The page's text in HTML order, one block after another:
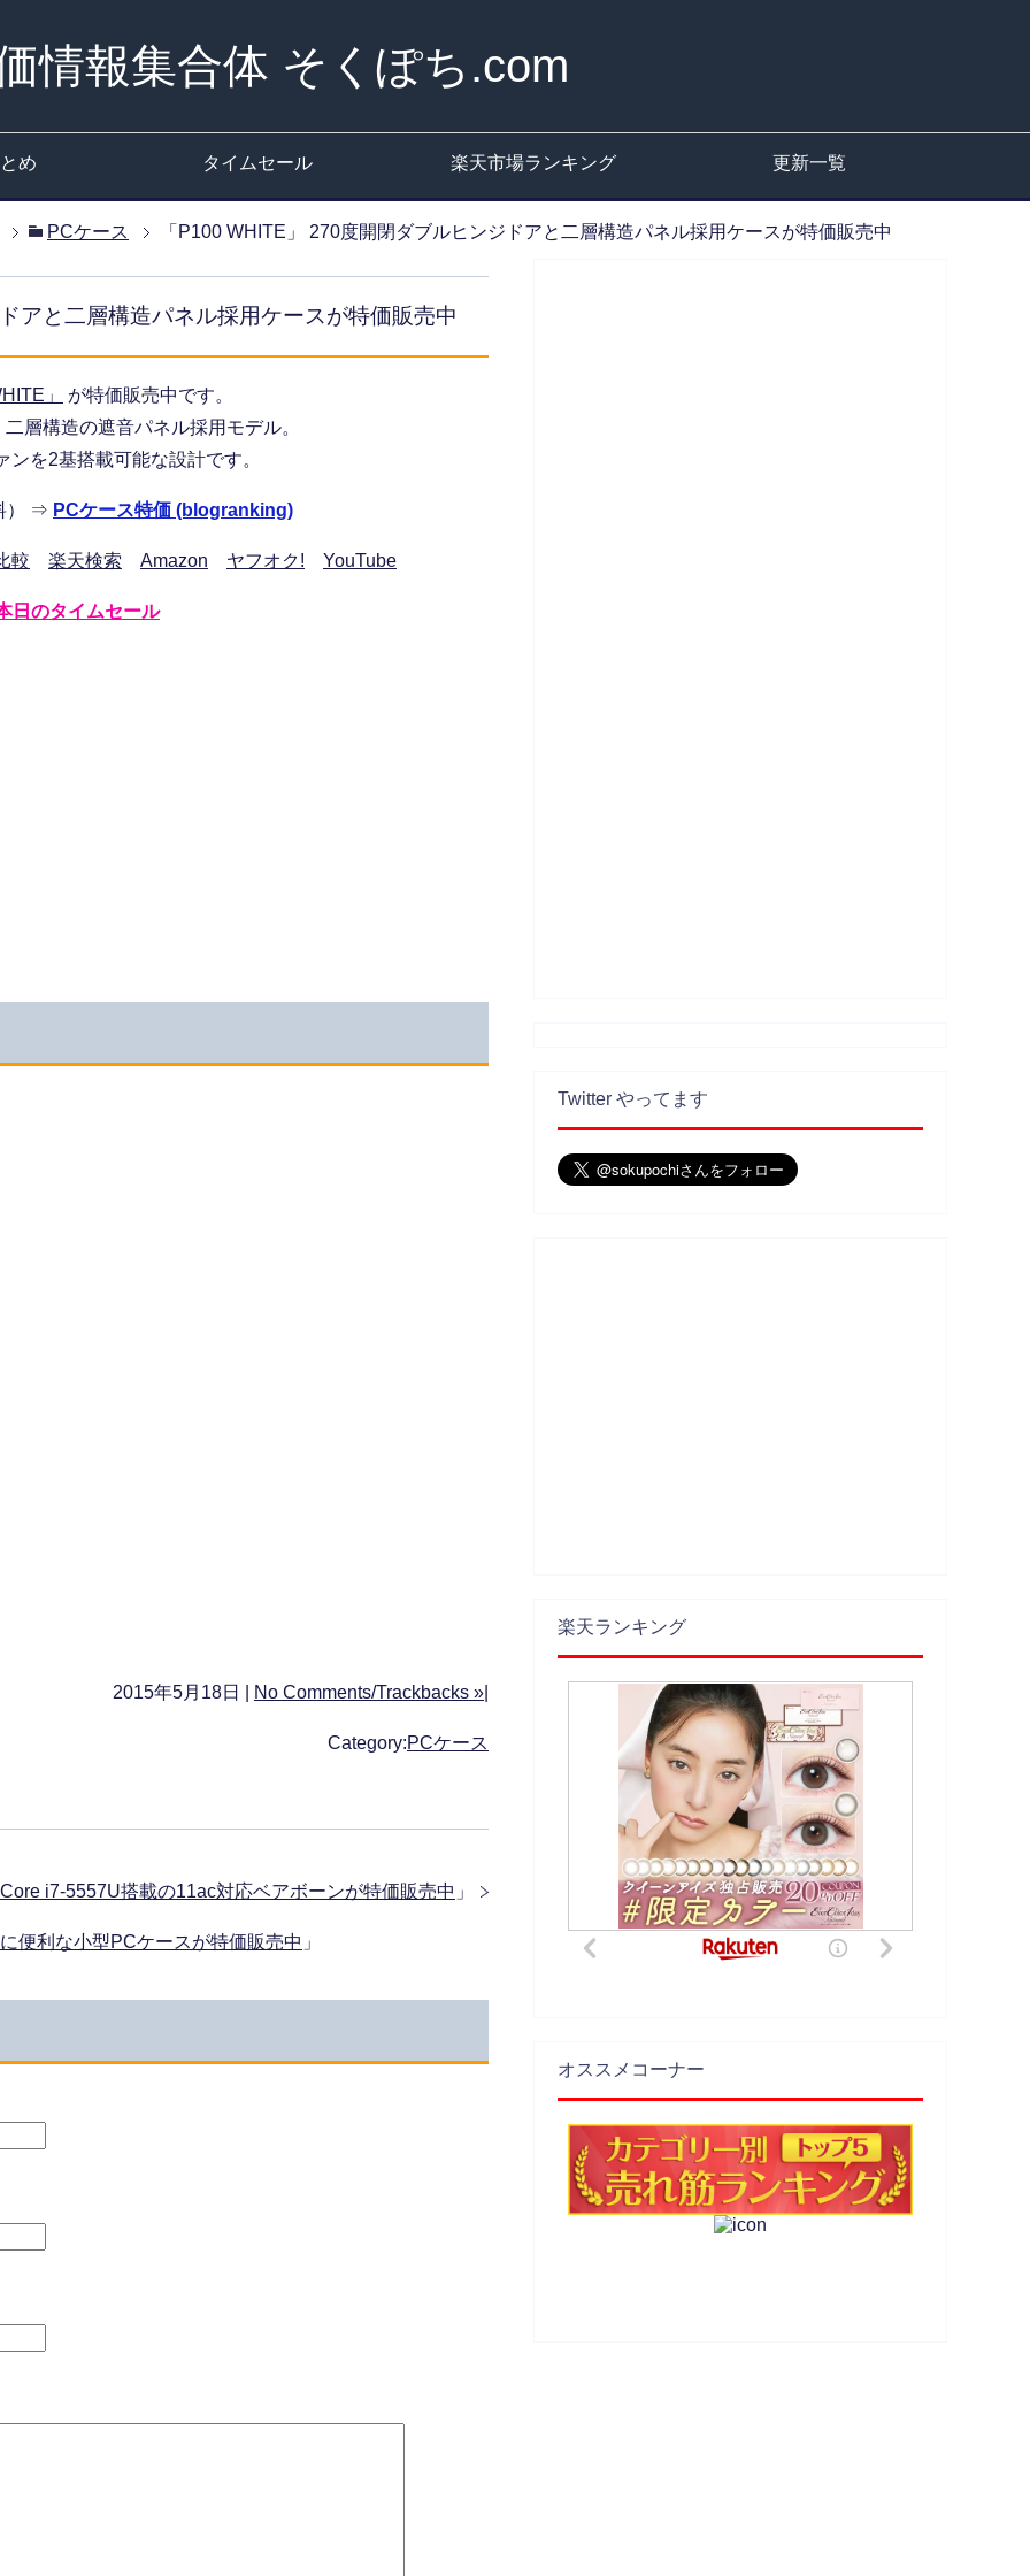
情報集合体 そくぽち.com
め タイムセール 楽天市場ランキング 更新一覧
PCケース 「P100 WHITE」 270度開閉ダブルヒンジドアと二層構造パネル採用ケースが特価販売中
アと二層構造パネル採用ケースが特価販売中
」
が特価販売中です。
層構造の遮音パネル採用モデル。
を2基搭載可能な設計です。
） ⇒ PCケース特価 (blogranking)
較 楽天検索 Amazon ヤフオク! YouTube
日のタイムセール
2015年5月18日 | No Comments/Trackbacks »
Category:PCケース
i7-5557U搭載の11ac対応ベアボーンが特価販売中 」
便利な小型PCケースが特価販売中 」
Twitter やってます
楽天ランキング
オススメコーナー